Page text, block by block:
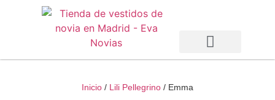
Inicio / Lili Pellegrino / Emma